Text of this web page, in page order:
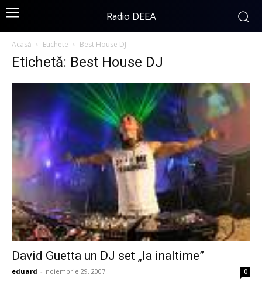
Radio DEEA
Acasă Etichete Best House DJ
Etichetă: Best House DJ
David Guetta un DJ set „la inaltime”
eduard - noiembrie 29, 2007 0